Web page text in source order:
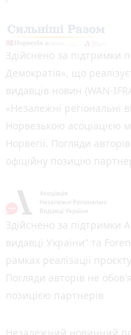
Здійснено за підтримки
Демократія», що
видавців новин (WAN-
«Незалежні регіональні
Норвезькою асоціацією
Норвегії. Погляди
офіційну позицію
Здійснено за підтримки
видавці України” та
рамках реалізації
Погляди авторів не
позицією партнерів